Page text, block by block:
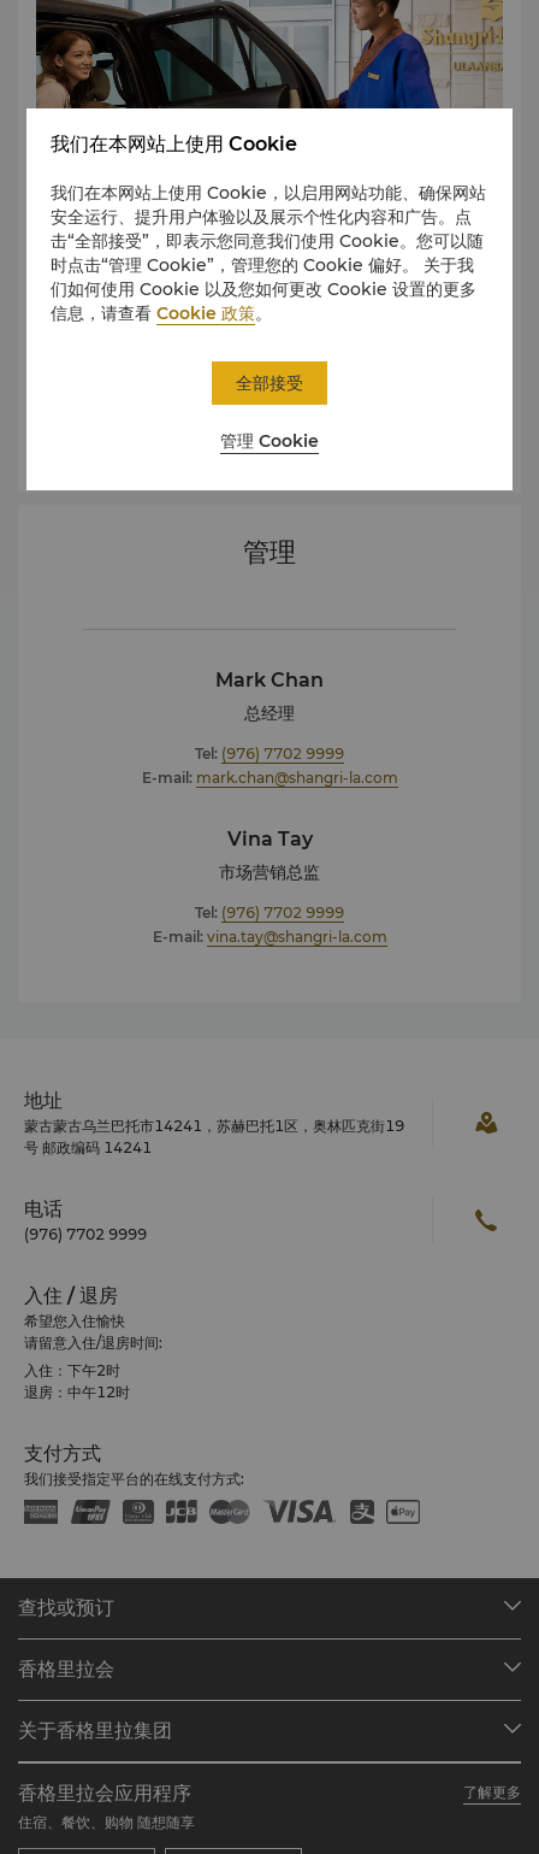
乌兰巴托香格里拉位于市中心，是商务旅客和休闲旅客理想的
下榻之所。从此处步行即可到达闻名遐迩的国家宫、成吉思汗
里。
了解更多
管理
Mark Chan
总经理
Tel: (976) 7702 9999
E-mail: mark.chan@shangri-la.com
Vina Tay
市场营销总监
Tel: (976) 7702 9999
E-mail: vina.tay@shangri-la.com
地址
蒙古蒙古乌兰巴托市14241，苏赫巴托1区，奥林匹克街19
号 邮政编码 14241
电话
(976) 7702 9999
入住 / 退房
希望您入住愉快
请留意入住/退房时间:
入住：下午2时
退房：中午12时
支付方式
我们接受指定平台的在线支付方式:
查找或预订
查找预订
餐厅与酒吧
香格里拉会
加入香格里拉会
常见问题
联络我们
关于香格里拉集团
我们的酒店品牌
香格里拉中心
职业发展
企业社会责任
香格里拉会应用程序
了解更多
住宿、餐饮、购物 随想随享
我们在本网站上使用 Cookie
我们在本网站上使用 Cookie，以启用网站功能、确保网站
安全运行、提升用户体验以及展示个性化内容和广告。点
击“全部接受”，即表示您同意我们使用 Cookie。您可以随
时点击“管理 Cookie”，管理您的 Cookie 偏好。 关于我
们如何使用 Cookie 以及您如何更改 Cookie 设置的更多
信息，请查看Cookie 政策。
管理 Cookie
全部接受